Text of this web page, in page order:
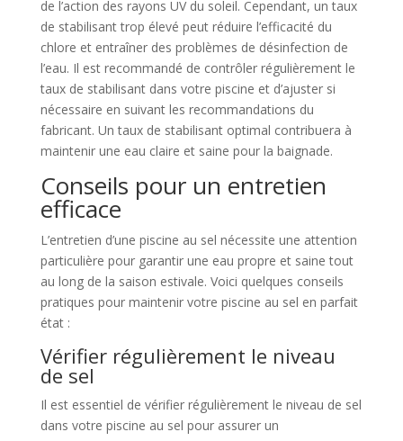
de l’action des rayons UV du soleil. Cependant, un taux
de stabilisant trop élevé peut réduire l’efficacité du
chlore et entraîner des problèmes de désinfection de
l’eau. Il est recommandé de contrôler régulièrement le
taux de stabilisant dans votre piscine et d’ajuster si
nécessaire en suivant les recommandations du
fabricant. Un taux de stabilisant optimal contribuera à
maintenir une eau claire et saine pour la baignade.
Conseils pour un entretien
efficace
L’entretien d’une piscine au sel nécessite une attention
particulière pour garantir une eau propre et saine tout
au long de la saison estivale. Voici quelques conseils
pratiques pour maintenir votre piscine au sel en parfait
état :
Vérifier régulièrement le niveau
de sel
Il est essentiel de vérifier régulièrement le niveau de sel
dans votre piscine au sel pour assurer un